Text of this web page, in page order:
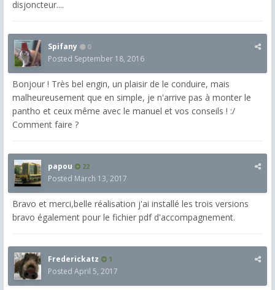
disjoncteur....
Spifany 0
Posted September 18, 2016
Bonjour ! Très bel engin, un plaisir de le conduire, mais
malheureusement que en simple, je n'arrive pas à monter le
pantho et ceux même avec le manuel et vos conseils ! :/
Comment faire ?
papou 22
Posted March 13, 2017
Bravo et merci,belle réalisation j'ai installé les trois versions
bravo également pour le fichier pdf d'accompagnement.
Frederickatz 1
Posted April 5, 2017